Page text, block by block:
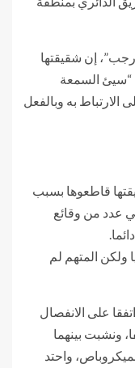
إن شقيقتها
متابعة: “سيئ السمعة
به وبالفعل
قاطعوها بسبب
عدد من وقائع
ولكن المتهم لم
على الانفصال
ونشبت بينهما
واحتد